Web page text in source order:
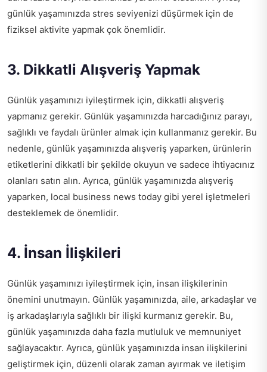
günlük yaşamınızda stres seviyenizi düşürmek için de
fiziksel aktivite yapmak çok önemlidir.
3. Dikkatli Alışveriş Yapmak
Günlük yaşamınızı iyileştirmek için, dikkatli alışveriş
yapmanız gerekir. Günlük yaşamınızda harcadığınız parayı,
sağlıklı ve faydalı ürünler almak için kullanmanız gerekir. Bu
nedenle, günlük yaşamınızda alışveriş yaparken, ürünlerin
etiketlerini dikkatli bir şekilde okuyun ve sadece ihtiyacınız
olanları satın alın. Ayrıca, günlük yaşamınızda alışveriş
yaparken, local business news today gibi yerel işletmeleri
desteklemek de önemlidir.
4. İnsan İlişkileri
Günlük yaşamınızı iyileştirmek için, insan ilişkilerinin
önemini unutmayın. Günlük yaşamınızda, aile, arkadaşlar ve
iş arkadaşlarıyla sağlıklı bir ilişki kurmanız gerekir. Bu,
günlük yaşamınızda daha fazla mutluluk ve memnuniyet
sağlayacaktır. Ayrıca, günlük yaşamınızda insan ilişkilerini
geliştirmek için, düzenli olarak zaman ayırmak ve iletişim